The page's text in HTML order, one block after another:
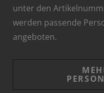
unter den
werden passende
angeboten.